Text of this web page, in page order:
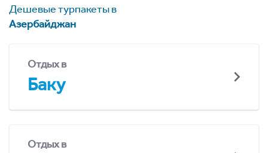
Дешевые турпакеты в
Азербайджан
Отдых в
Баку
Отдых в